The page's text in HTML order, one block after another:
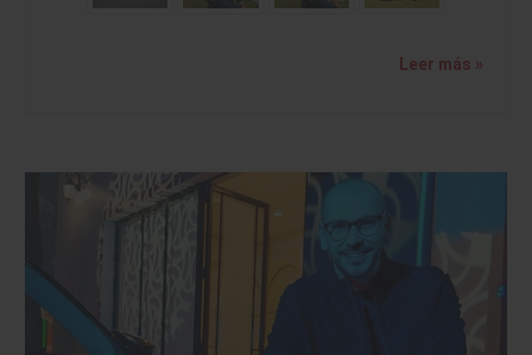
Leer más »